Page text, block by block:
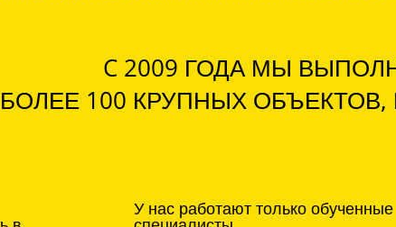
C 2009 ГОДА МЫ
БОЛЕЕ 100 КРУПНЫХ
У нас работают только обученные